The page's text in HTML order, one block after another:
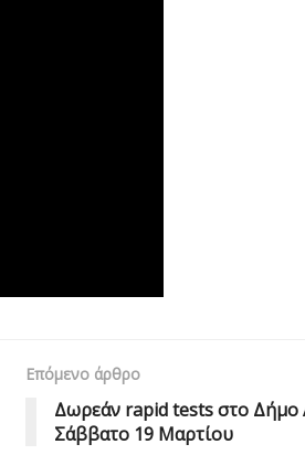
Επόμενο άρθρο
Δωρεάν rapid tests στο Δήμο
Σάββατο 19 Μαρτίου